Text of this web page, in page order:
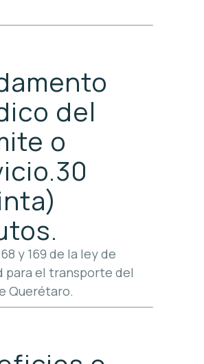
del
o
y 169 de la ley de
para el transporte del
Querétaro.